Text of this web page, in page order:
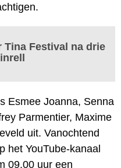
Festival na drie
Esmee Joanna, Senna
Parmentier, Maxime
uit. Vanochtend
het YouTube-kanaal
09.00 uur een